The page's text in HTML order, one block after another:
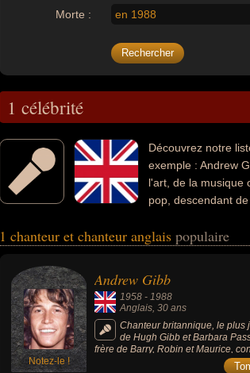
Morte : en 1988
1 célébrité
Découvrez notre
exemple : Andrew
l'art, de la musique
pop, descendant
1 chanteur et chanteur anglais populaire
Notez-le !
Andrew Gibb
1958 - 1988
Anglais, 30 ans
Chanteur britannique, le plus
de Hugh Gibb et Barbara
frère de Barry, Robin et Maurice,
pour avoir formé le groupe The Bee